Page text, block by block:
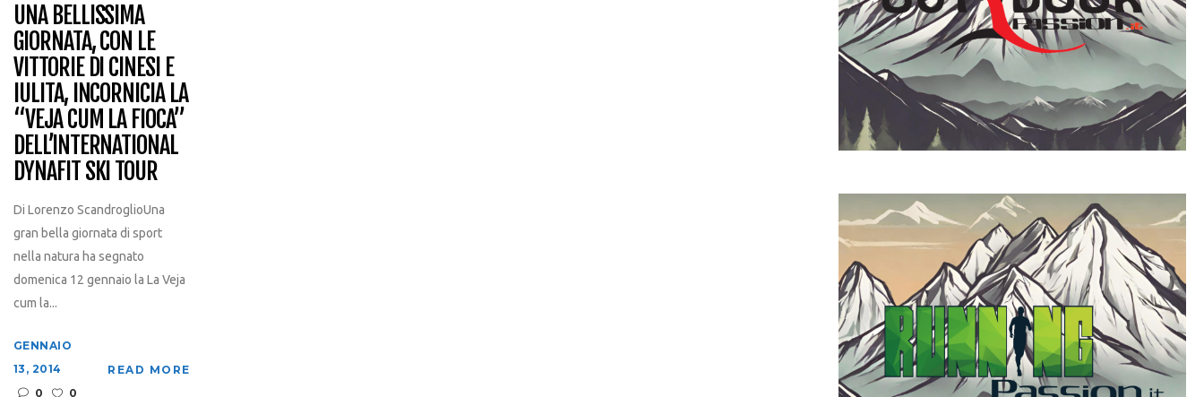
UNA BELLISSIMA
GIORNATA, CON LE
VITTORIE DI CINESI E
IULITA, INCORNICIA LA
“VEJA CUM LA FIOCA”
DELL’INTERNATIONAL
DYNAFIT SKI TOUR
Di Lorenzo ScandroglioUna
gran bella giornata di sport
nella natura ha segnato
domenica 12 gennaio la La Veja
cum la...
GENNAIO
13, 2014
0
0
READ MORE